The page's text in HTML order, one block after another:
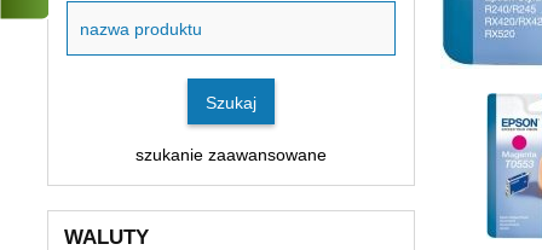
Szukaj
szukanie zaawansowane
WALUTY